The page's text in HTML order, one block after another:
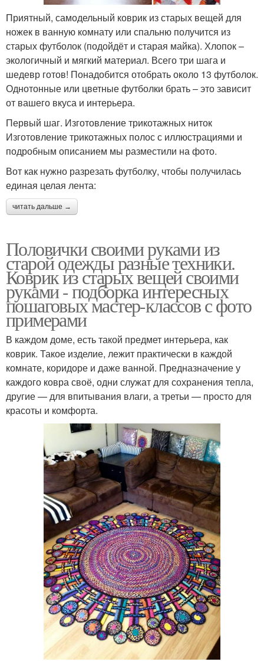
Приятный, самодельный коврик из старых вещей для
ножек в ванную комнату или спальню получится из
старых футболок (подойдёт и старая майка). Хлопок –
экологичный и мягкий материал. Всего три шага и
шедевр готов! Понадобится отобрать около 13 футболок.
Однотонные или цветные футболки брать – это зависит
от вашего вкуса и интерьера.
Первый шаг. Изготовление трикотажных ниток
Изготовление трикотажных полос с иллюстрациями и
подробным описанием мы разместили на фото.
Вот как нужно разрезать футболку, чтобы получилась
единая целая лента:
читать дальше →
Половички своими руками из
старой одежды разные техники.
Коврик из старых вещей своими
руками - подборка интересных
пошаговых мастер-классов с фото
примерами
В каждом доме, есть такой предмет интерьера, как
коврик. Такое изделие, лежит практически в каждой
комнате, коридоре и даже ванной. Предназначение у
каждого ковра своё, одни служат для сохранения тепла,
другие — для впитывания влаги, а третьи — просто для
красоты и комфорта.